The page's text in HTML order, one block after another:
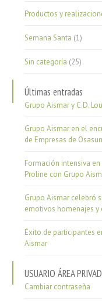
Productos y
Semana Santa (1)
Sin categoría (25)
Últimas entradas
Grupo Aismar y C.D.
Grupo Aismar en el
de Empresas de
Formación intensiva
Proline con Grupo
Grupo Aismar celebró
emotivos homenajes
Éxito de participantes
Aismar
USUARIO ÁREA
Cambiar contraseña